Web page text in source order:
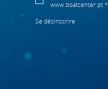
www.boatcenter.pt *
Se désinscrire